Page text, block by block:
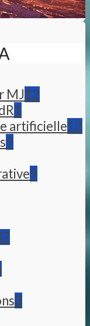
MJ12
1
artificielle12
9
9
3